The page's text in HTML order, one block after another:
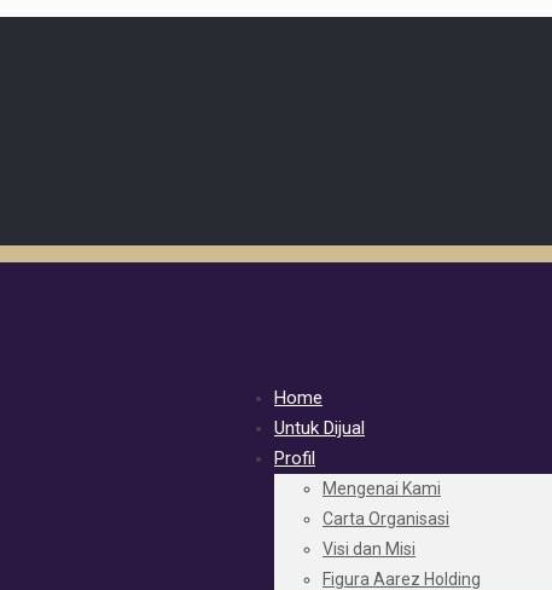
Home
Untuk Dijual
Profil
Mengenai Kami
Carta Organisasi
Visi dan Misi
Figura Aarez Holding